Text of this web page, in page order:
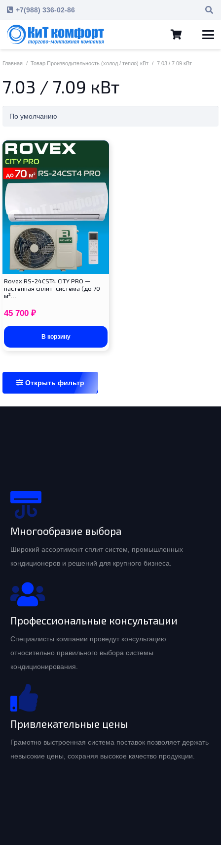
+7(988) 336-02-86
Главная / Товар Производительность (холод / тепло) кВт / 7.03 / 7.09 кВт
7.03 / 7.09 кВт
Rovex RS-24CST4 CITY PRO —
настенная сплит-система (до 70
м²…
45 700 ₽
В корзину
Открыть фильтр
Многообразие выбора
Широкий ассортимент сплит систем, промышленных
кондиционеров и решений для крупного бизнеса.
Профессиональные консультации
Специалисты компании проведут консультацию
относительно правильного выбора системы
кондиционирования.
Привлекательные цены
Грамотно выстроенная система поставок позволяет держать
невысокие цены, сохраняя высокое качество продукции.